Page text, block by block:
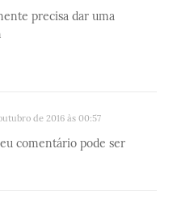
precisa dar uma
de 2016 às 00:57
comentário pode ser